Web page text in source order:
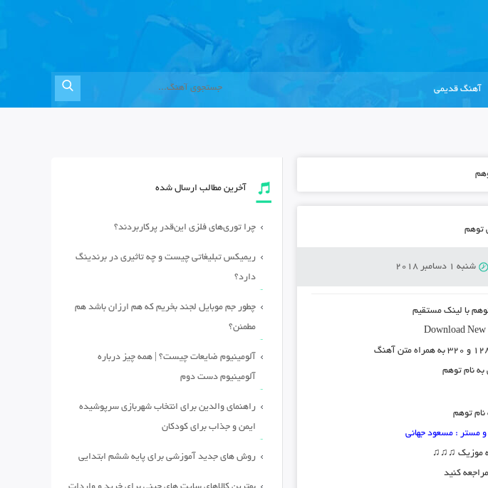
آهنگ قدیمی
توهم
شنبه 1 دسامبر 2018
با لینک مستقیم
Download New
به نامتوهم
نام توهم
و مستر : مسعود جهانی
موزیک ♫♫♫
کنید
آخرین مطالب ارسال شده
چرا توری‌های فلزی این‌قدر پرکاربردند؟
ریمیکس تبلیغاتی چیست و چه تاثیری در برندینگ
دارد؟
چطور جم موبایل لجند بخریم که هم ارزان باشد هم
مطمئن؟
آلومینیوم ضایعات چیست؟ | همه چیز درباره
آلومینیوم دست دوم
راهنمای والدین برای انتخاب شهربازی سرپوشیده
ایمن و جذاب برای کودکان
روش های جدید آموزشی برای پایه ششم ابتدایی